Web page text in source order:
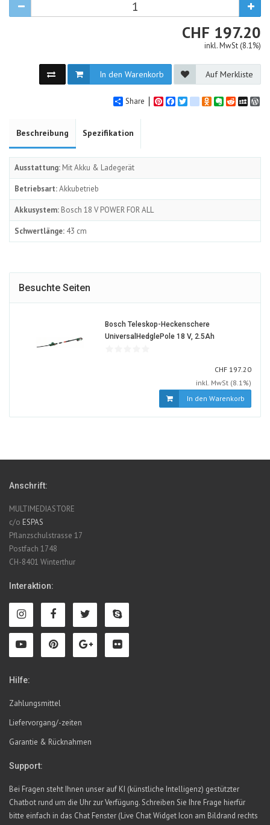
CHF CHF
197.20
inkl. MwSt (8.1%)
In den Warenkorb Auf Merkliste
Share PinterestFacebook
Twittergoogle_bookmarks
Odnoklassniki
Evernote
Reddit
Beschreibung Spezifikation
Ausstattung: Mit Akku & Ladegerät
Betriebsart:Akkubetrieb
Akkusystem: Bosch 18 V POWER FOR ALL
Schwertlänge: 43 cm
Besuchte Seiten
Bosch Teleskop-Heckenschere
UniversalHedglePole 18 V, 2.5Ah
CHF CHF
197.20
inkl. MwSt (8.1%)
In den Warenkorb
Anschrift:
MULTIMEDIASTORE
c/o ESPAS
Pflanzschulstrasse 17
Postfach 1748
CH-8401 Winterthur
Interaktion:
Hilfe:
Zahlungsmittel
Liefervorgang/-zeiten
Garantie & Rücknahmen
Support:
Bei Fragen steht Ihnen unser auf KI (künstliche Intelligenz) gestützter
Chatbot rund um die Uhr zur Verfügung. Schreiben Sie Ihre Frage hierfür
bitte einfach in das Chat Fenster (Live Chat Widget Icon am Bildrand rechts